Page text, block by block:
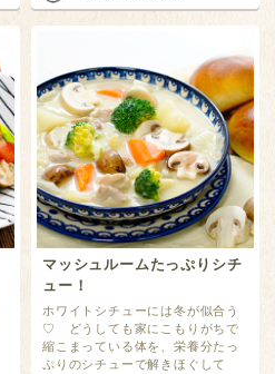
マッシュルームたっぷりシチ
ュー！
ホワイトシチューには冬が似合う
♡ どうしても家にこもりがちで
縮こまっている体を、栄養分たっ
ぷりのシチューで解きほぐして